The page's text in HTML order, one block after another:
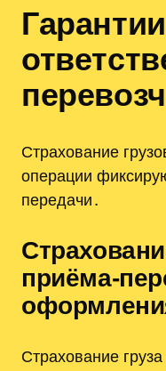
Страхование
операции
передачи․
приёма-
Страхование